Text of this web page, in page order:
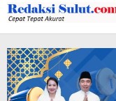
Lewati
ke
konten